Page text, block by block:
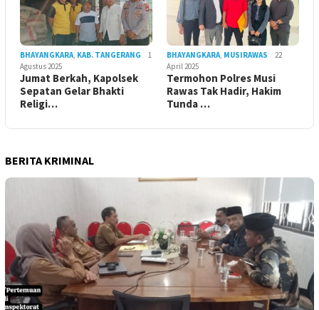
BHAYANGKARA KAB. TANGERANG
1
Agustus 2025
Jumat Berkah, Kapolsek
Sepatan Gelar Bhakti
Religi…
BHAYANGKARA MUSIRAWAS
22
April 2025
Termohon Polres Musi
Rawas Tak Hadir, Hakim
Tunda …
BERITA KRIMINAL